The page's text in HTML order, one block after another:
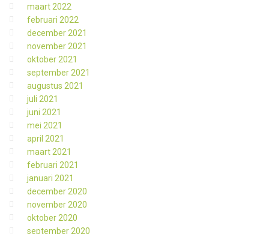
maart 2022
februari 2022
december 2021
november 2021
oktober 2021
september 2021
augustus 2021
juli 2021
juni 2021
mei 2021
april 2021
maart 2021
februari 2021
januari 2021
december 2020
november 2020
oktober 2020
september 2020